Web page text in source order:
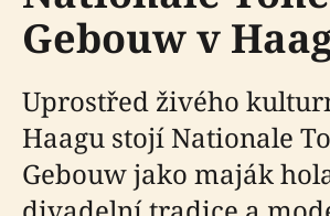
Gebouw v
Uprostřed živého
Haagu stojí Nationale
Gebouw jako maják